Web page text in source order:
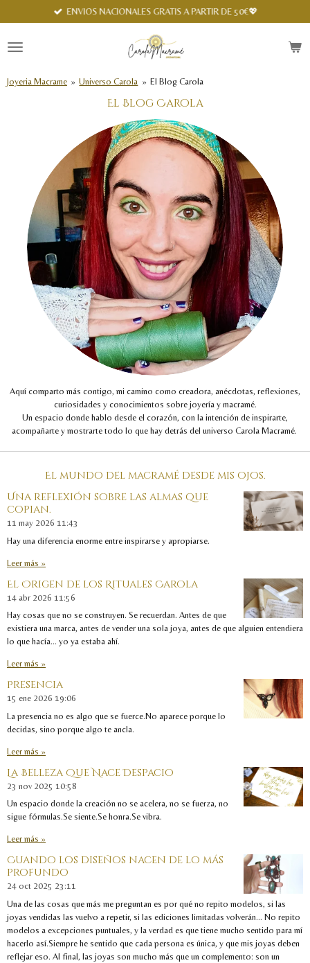
al
principal
ENVIOS NACIONALES GRATIS A PARTIR DE 50€💖
Joyeria Macrame » Universo Carola » El Blog Carola
El Blog Carola
Aquí comparto más contigo, mi camino como creadora, anécdotas, reflexiones,
curiosidades y conocimientos sobre joyería y macramé.
Un espacio donde hablo desde el corazón, con la intención de inspirarte,
acompañarte y mostrarte todo lo que hay detrás del universo Carola Macramé.
El mundo del macramé desde mis ojos.
Una reflexión sobre las almas que
copian.
11 may 2026 11:43
Hay una diferencia enorme entre inspirarse y apropiarse.
Leer más »
El Origen de los Rituales Carola
14 abr 2026 11:56
Hay cosas que no se construyen. Se recuerdan. Antes de que
existiera una marca, antes de vender una sola joya, antes de que alguien entendiera
lo que hacía… yo ya estaba ahí.
Leer más »
Presencia
15 ene 2026 19:06
La presencia no es algo que se fuerce.No aparece porque lo
decidas, sino porque algo te ancla.
Leer más »
La Belleza Que Nace Despacio
23 nov 2025 10:58
Un espacio donde la creación no se acelera, no se fuerza, no
sigue fórmulas.Se siente.Se honra.Se vibra.
Leer más »
Cuando los diseños nacen de lo más
profundo
24 oct 2025 23:11
Una de las cosas que más me preguntan es por qué no repito modelos, si las
joyas vendidas las vuelvo a repetir, si las ediciones limitadas volverán... No repito
modelos a excepciones puntuales, y la verdad es que tiene mucho sentido para mí
hacerlo así.Siempre he sentido que cada persona es única, y que mis joyas deben
reflejar eso. Al final, las joyas son mucho más que un complemento: son un
Spanish